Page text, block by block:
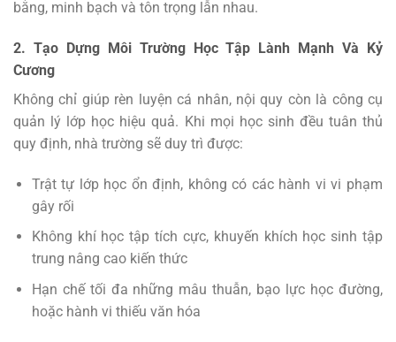
bằng, minh bạch và tôn trọng lẫn nhau.
2. Tạo Dựng Môi Trường Học Tập Lành Mạnh Và Kỷ
Cương
Không chỉ giúp rèn luyện cá nhân, nội quy còn là công cụ
quản lý lớp học hiệu quả. Khi mọi học sinh đều tuân thủ
quy định, nhà trường sẽ duy trì được:
Trật tự lớp học ổn định, không có các hành vi vi phạm
gây rối
Không khí học tập tích cực, khuyến khích học sinh tập
trung nâng cao kiến thức
Hạn chế tối đa những mâu thuẫn, bạo lực học đường,
hoặc hành vi thiếu văn hóa